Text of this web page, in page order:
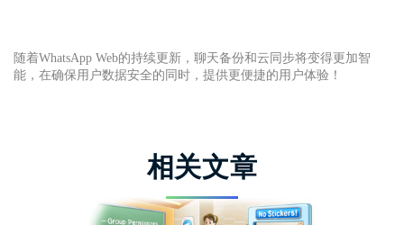
随着WhatsApp Web的持续更新，聊天备份和云同步将变得更加智
能，在确保用户数据安全的同时，提供更便捷的用户体验！
相关文章